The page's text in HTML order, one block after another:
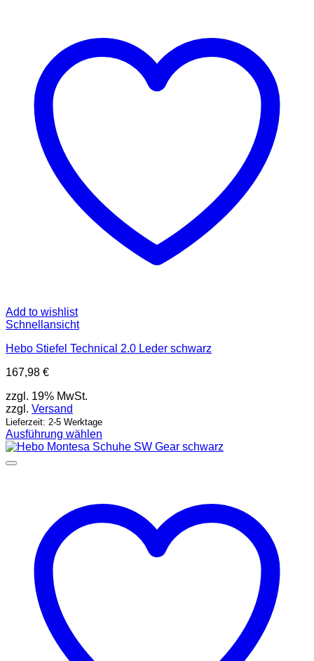
Optionen
können
Produktseite
gewählt
werden
Add to wishlist
Schnellansicht
Hebo Stiefel Technical 2.0 Leder schwarz
167,98 €
zzgl. 19% MwSt.
zzgl. Versand
Lieferzeit: 2-5 Werktage
Ausführung wählen
Dieses
Produkt
Optionen
können
Produktseite
gewählt
werden